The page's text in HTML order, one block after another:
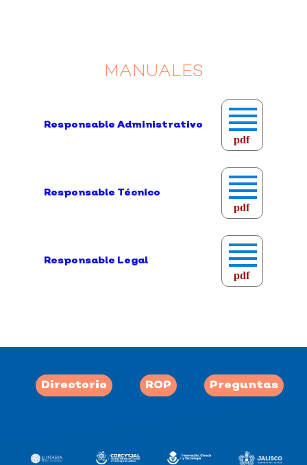
MANUALES
Responsable Administrativo
pdf
Responsable Técnico
pdf
Responsable Legal
pdf
Directorio ROP Preguntas